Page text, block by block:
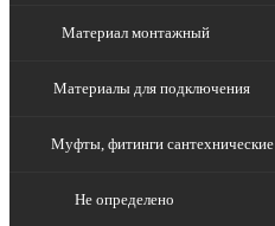
Материал монтажный
Материалы для подключения
Муфты, фитинги сантехнические
Не определено